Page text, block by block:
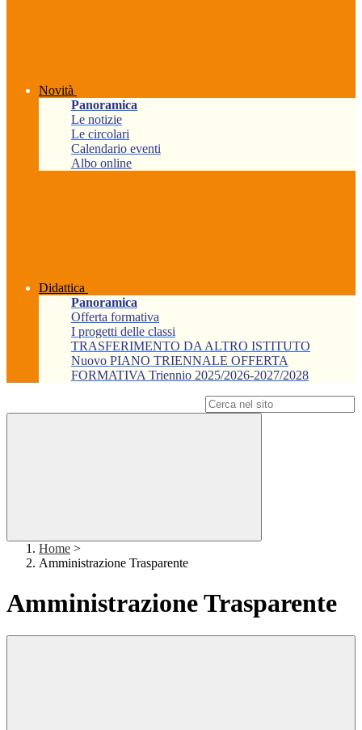
Novità
Panoramica
Le notizie
Le circolari
Calendario eventi
Albo online
Didattica
Panoramica
Offerta formativa
I progetti delle classi
TRASFERIMENTO DA ALTRO ISTITUTO
Nuovo PIANO TRIENNALE OFFERTA
FORMATIVA Triennio 2025/2026-2027/2028
Home >
Amministrazione Trasparente
Amministrazione Trasparente